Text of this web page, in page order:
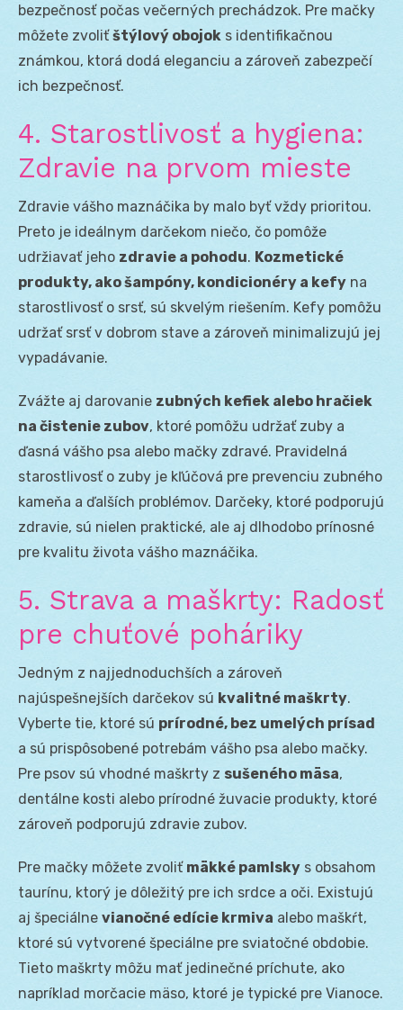
bezpečnosť počas večerných prechádzok. Pre mačky
môžete zvoliťštýlový obojok s identifikačnou
známkou, ktorá dodá eleganciu a zároveň zabezpečí
ich bezpečnosť.
4. Starostlivosť a hygiena:
Zdravie na prvom mieste
Zdravie vášho maznáčika by malo byť vždy prioritou.
Preto je ideálnym darčekom niečo, čo pomôže
udržiavať jeho zdravie a pohodu. Kozmetické
produkty, ako šampóny, kondicionéry a kefy na
starostlivosť o srsť, sú skvelým riešením. Kefy pomôžu
udržať srsť v dobrom stave a zároveň minimalizujú jej
vypadávanie.
Zvážte aj darovanie zubných kefiek alebo hračiek
na čistenie zubov, ktoré pomôžu udržať zuby a
ďasná vášho psa alebo mačky zdravé. Pravidelná
starostlivosť o zuby je kľúčová pre prevenciu zubného
kameňa a ďalších problémov. Darčeky, ktoré podporujú
zdravie, sú nielen praktické, ale aj dlhodobo prínosné
pre kvalitu života vášho maznáčika.
5. Strava a maškrty: Radosť
pre chuťové poháriky
Jedným z najjednoduchších a zároveň
najúspešnejších darčekov sú kvalitné maškrty.
Vyberte tie, ktoré sú prírodné, bez umelých prísad
a sú prispôsobené potrebám vášho psa alebo mačky.
Pre psov sú vhodné maškrty z sušeného mäsa,
dentálne kosti alebo prírodné žuvacie produkty, ktoré
zároveň podporujú zdravie zubov.
Pre mačky môžete zvoliť mäkké pamlsky s obsahom
taurínu, ktorý je dôležitý pre ich srdce a oči. Existujú
aj špeciálne vianočné edície krmiva alebo maškŕt,
ktoré sú vytvorené špeciálne pre sviatočné obdobie.
Tieto maškrty môžu mať jedinečné príchute, ako
napríklad morčacie mäso, ktoré je typické pre Vianoce.